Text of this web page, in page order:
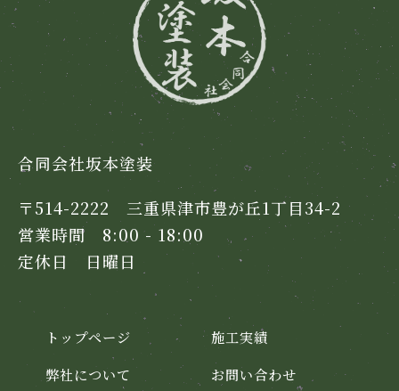
合同会社坂本塗装
〒514-2222 三重県津市豊が丘1丁目34-2
営業時間 8:00 - 18:00
定休日 日曜日
トップページ
弊社について
施工実績
お問い合わせ